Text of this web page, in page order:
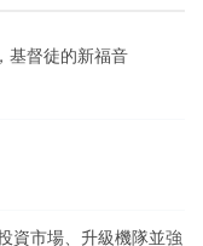
基督徒的新福音
資市場、升級機隊並強